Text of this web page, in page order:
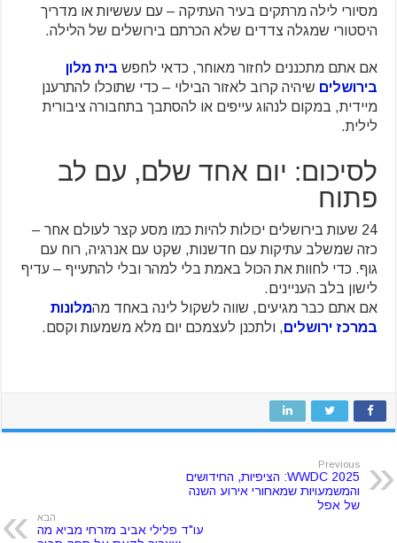
מסיורי לילה מרתקים בעיר העתיקה – עם עששיות או מדריך
היסטורי שמגלה צדדים שלא הכרתם בירושלים של הלילה.
אם אתם מתכננים לחזור מאוחר, כדאי לחפש בית מלון
בירושלים שיהיה קרוב לאזור הבילוי – כדי שתוכלו להתרענן
מיידית, במקום לנהוג עייפים או להסתבך בתחבורה ציבורית
לילית.
לסיכום: יום אחד שלם, עם לב
פתוח
24 שעות בירושלים יכולות להיות כמו מסע קצר לעולם אחר –
כזה שמשלב עתיקות עם חדשנות, שקט עם אנרגיה, רוח עם
גוף. כדי לחוות את הכול באמת בלי למהר ובלי להתעייף – עדיף
לישון בלב העניינים.
אם אתם כבר מגיעים, שווה לשקול לינה באחד מהמלונות
במרכז ירושלים, ולתכנן לעצמכם יום מלא משמעות וקסם.
Previous
WWDC 2025: הציפיות, החידושים
והמשמעויות שמאחורי אירוע השנה
של אפל
הבא
עו"ד פלילי אביב מזרחי מביא מה